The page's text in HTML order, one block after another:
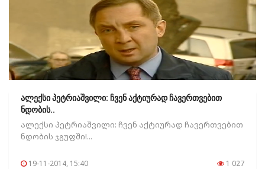
ალექსი პეტრიაშვილი: ჩვენ აქტიურად ჩავერთვებით
ნდობის..
ალექსი პეტრიაშვილი: ჩვენ აქტიურად ჩავერთვებით
ნდობის ჯგუფში!...
19-11-2014, 15:40 1 027